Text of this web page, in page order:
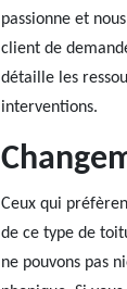
passionne et
client de
détaille les
interventions.
Ceux qui
de ce type de
ne pouvons pas